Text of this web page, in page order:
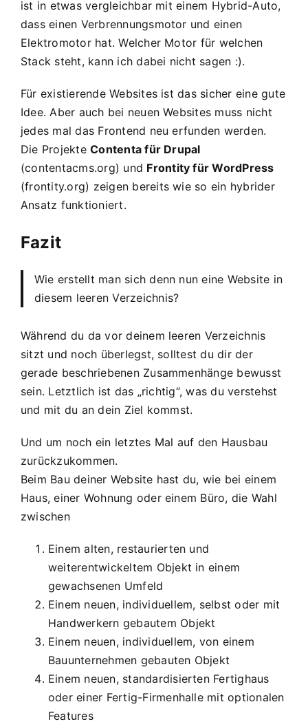
ist in etwas vergleichbar mit einem Hybrid-Auto,
dass einen Verbrennungsmotor und einen
Elektromotor hat. Welcher Motor für welchen
Stack steht, kann ich dabei nicht sagen :).
Für existierende Websites ist das sicher eine gute
Idee. Aber auch bei neuen Websites muss nicht
jedes mal das Frontend neu erfunden werden.
Die ProjekteContenta für Drupal
(contentacms.org) und Frontity für WordPress
(frontity.org) zeigen bereits wie so ein hybrider
Ansatz funktioniert.
Fazit
Wie erstellt man sich denn nun eine Website in
diesem leeren Verzeichnis?
Während du da vor deinem leeren Verzeichnis
sitzt und noch überlegst, solltest du dir der
gerade beschriebenen Zusammenhänge bewusst
sein. Letztlich ist das „richtig“, was du verstehst
und mit du an dein Ziel kommst.
Und um noch ein letztes Mal auf den Hausbau
zurückzukommen.
Beim Bau deiner Website hast du, wie bei einem
Haus, einer Wohnung oder einem Büro, die Wahl
zwischen
Einem alten, restaurierten und
weiterentwickeltem Objekt in einem
gewachsenen Umfeld
Einem neuen, individuellem, selbst oder mit
Handwerkern gebautem Objekt
Einem neuen, individuellem, von einem
Bauunternehmen gebauten Objekt
Einem neuen, standardisierten Fertighaus
oder einer Fertig-Firmenhalle mit optionalen
Features